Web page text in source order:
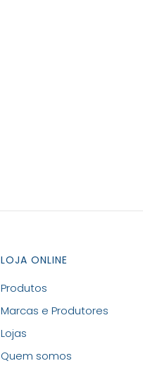
LOJA ONLINE
Produtos
Marcas e Produtores
Lojas
Quem somos